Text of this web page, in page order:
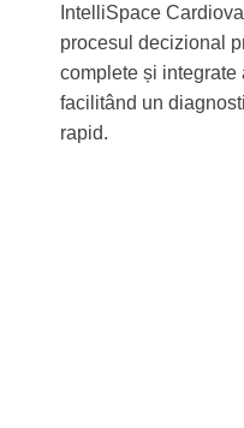
IntelliSpace
procesul decizional
complete și integrate
facilitând un
rapid.